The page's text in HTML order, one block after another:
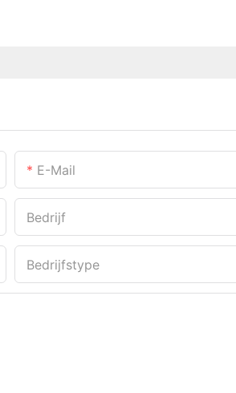
E-Mail
Bedrijf
Bedrijfstype